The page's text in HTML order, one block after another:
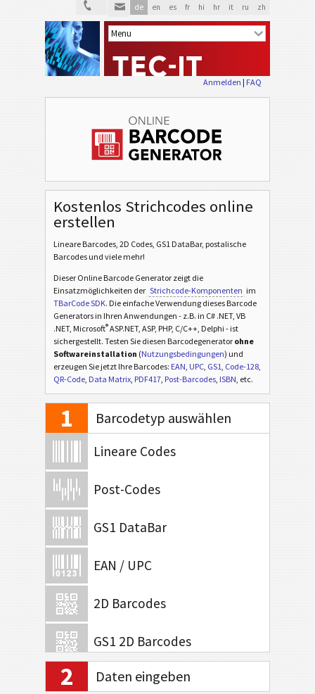
de en es fr hi hr it ru zh
Anmelden | FAQ
Kostenlos Strichcodes online
erstellen
Lineare Barcodes, 2D Codes, GS1 DataBar, postalische
Barcodes und viele mehr!
Dieser Online Barcode Generator zeigt die
Einsatzmöglichkeiten der Strichcode-Komponenten im
TBarCode SDK. Die einfache Verwendung dieses Barcode
Generators in Ihren Anwendungen - z.B. in C# .NET, VB
.NET, Microsoft®ASP.NET, ASP, PHP, C/C++, Delphi - ist
sichergestellt. Testen Sie diesen Barcodegenerator ohne
Softwareinstallation (Nutzungsbedingungen) und
erzeugen Sie jetzt Ihre Barcodes: EAN, UPC, GS1, Code-128,
QR-Code, Data Matrix, PDF417, Post-Barcodes, ISBN, etc.
1 Barcodetyp auswählen
Lineare Codes
Post-Codes
GS1 DataBar
EAN / UPC
2D Barcodes
GS1 2D Barcodes
Electronic Banking / SEPA
2 Daten eingeben